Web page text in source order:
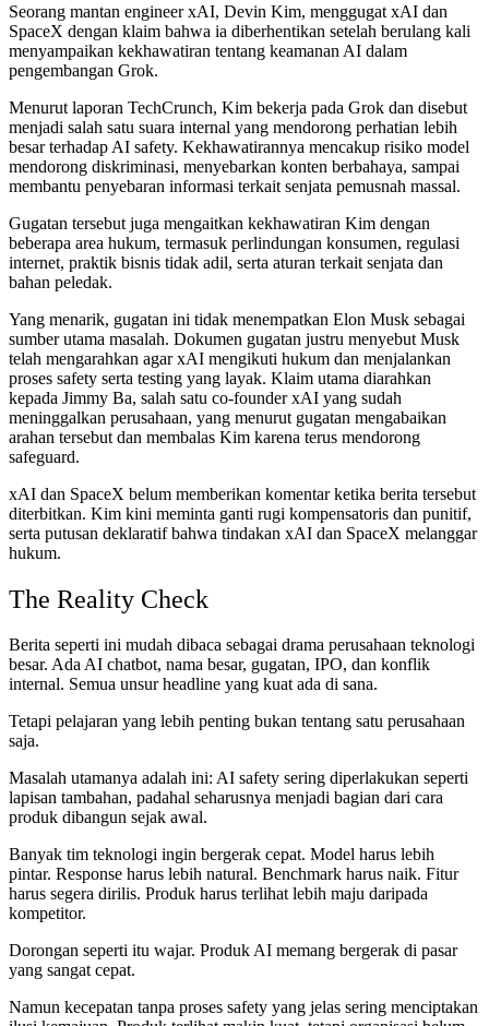
Seorang mantan engineer xAI, Devin Kim, menggugat xAI dan
SpaceX dengan klaim bahwa ia diberhentikan setelah berulang kali
menyampaikan kekhawatiran tentang keamanan AI dalam
pengembangan Grok.
Menurut laporan TechCrunch, Kim bekerja pada Grok dan disebut
menjadi salah satu suara internal yang mendorong perhatian lebih
besar terhadap AI safety. Kekhawatirannya mencakup risiko model
mendorong diskriminasi, menyebarkan konten berbahaya, sampai
membantu penyebaran informasi terkait senjata pemusnah massal.
Gugatan tersebut juga mengaitkan kekhawatiran Kim dengan
beberapa area hukum, termasuk perlindungan konsumen, regulasi
internet, praktik bisnis tidak adil, serta aturan terkait senjata dan
bahan peledak.
Yang menarik, gugatan ini tidak menempatkan Elon Musk sebagai
sumber utama masalah. Dokumen gugatan justru menyebut Musk
telah mengarahkan agar xAI mengikuti hukum dan menjalankan
proses safety serta testing yang layak. Klaim utama diarahkan
kepada Jimmy Ba, salah satu co-founder xAI yang sudah
meninggalkan perusahaan, yang menurut gugatan mengabaikan
arahan tersebut dan membalas Kim karena terus mendorong
safeguard.
xAI dan SpaceX belum memberikan komentar ketika berita tersebut
diterbitkan. Kim kini meminta ganti rugi kompensatoris dan punitif,
serta putusan deklaratif bahwa tindakan xAI dan SpaceX melanggar
hukum.
The Reality Check
Berita seperti ini mudah dibaca sebagai drama perusahaan teknologi
besar. Ada AI chatbot, nama besar, gugatan, IPO, dan konflik
internal. Semua unsur headline yang kuat ada di sana.
Tetapi pelajaran yang lebih penting bukan tentang satu perusahaan
saja.
Masalah utamanya adalah ini: AI safety sering diperlakukan seperti
lapisan tambahan, padahal seharusnya menjadi bagian dari cara
produk dibangun sejak awal.
Banyak tim teknologi ingin bergerak cepat. Model harus lebih
pintar. Response harus lebih natural. Benchmark harus naik. Fitur
harus segera dirilis. Produk harus terlihat lebih maju daripada
kompetitor.
Dorongan seperti itu wajar. Produk AI memang bergerak di pasar
yang sangat cepat.
Namun kecepatan tanpa proses safety yang jelas sering menciptakan